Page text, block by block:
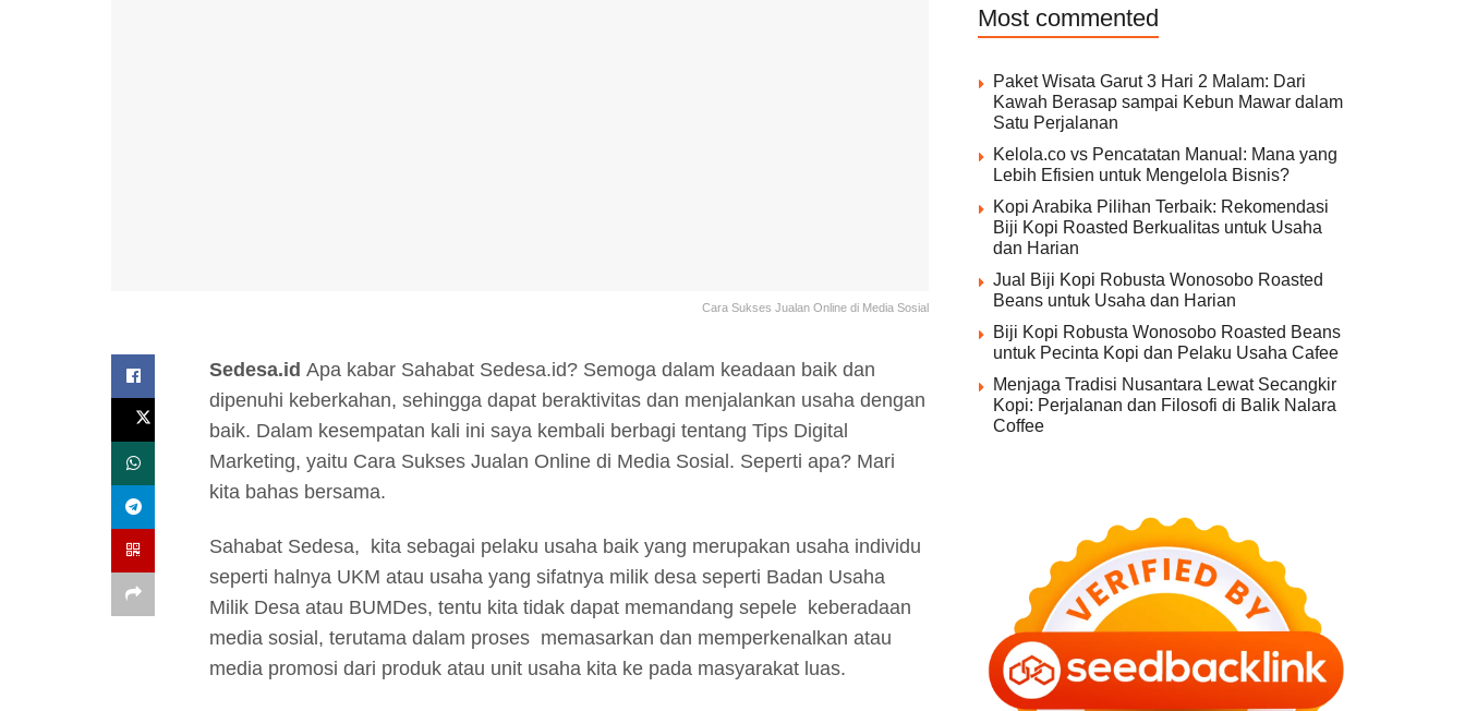
Cara Sukses Jualan Online di Media Sosial
Sedesa.id Apa kabar Sahabat Sedesa.id? Semoga dalam keadaan baik dan
dipenuhi keberkahan, sehingga dapat beraktivitas dan menjalankan usaha dengan
baik. Dalam kesempatan kali ini saya kembali berbagi tentang Tips Digital
Marketing, yaitu Cara Sukses Jualan Online di Media Sosial. Seperti apa? Mari
kita bahas bersama.
Sahabat Sedesa, kita sebagai pelaku usaha baik yang merupakan usaha individu
seperti halnya UKM atau usaha yang sifatnya milik desa seperti Badan Usaha
Milik Desa atau BUMDes, tentu kita tidak dapat memandang sepele keberadaan
media sosial, terutama dalam proses memasarkan dan memperkenalkan atau
media promosi dari produk atau unit usaha kita ke pada masyarakat luas.
Most commented
Paket Wisata Garut 3 Hari 2 Malam: Dari
Kawah Berasap sampai Kebun Mawar dalam
Satu Perjalanan
Kelola.co vs Pencatatan Manual: Mana yang
Lebih Efisien untuk Mengelola Bisnis?
Kopi Arabika Pilihan Terbaik: Rekomendasi
Biji Kopi Roasted Berkualitas untuk Usaha
dan Harian
Jual Biji Kopi Robusta Wonosobo Roasted
Beans untuk Usaha dan Harian
Biji Kopi Robusta Wonosobo Roasted Beans
untuk Pecinta Kopi dan Pelaku Usaha Cafee
Menjaga Tradisi Nusantara Lewat Secangkir
Kopi: Perjalanan dan Filosofi di Balik Nalara
Coffee